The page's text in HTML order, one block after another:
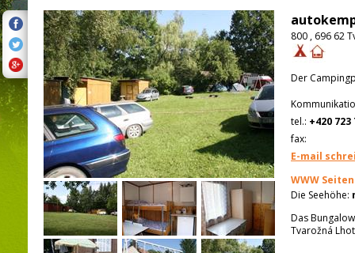
800 , 696 62
Der
tel.: +420 723
fax:
E-mail
WWW Seiten
Die Seehöhe:
Das
Tvarožná